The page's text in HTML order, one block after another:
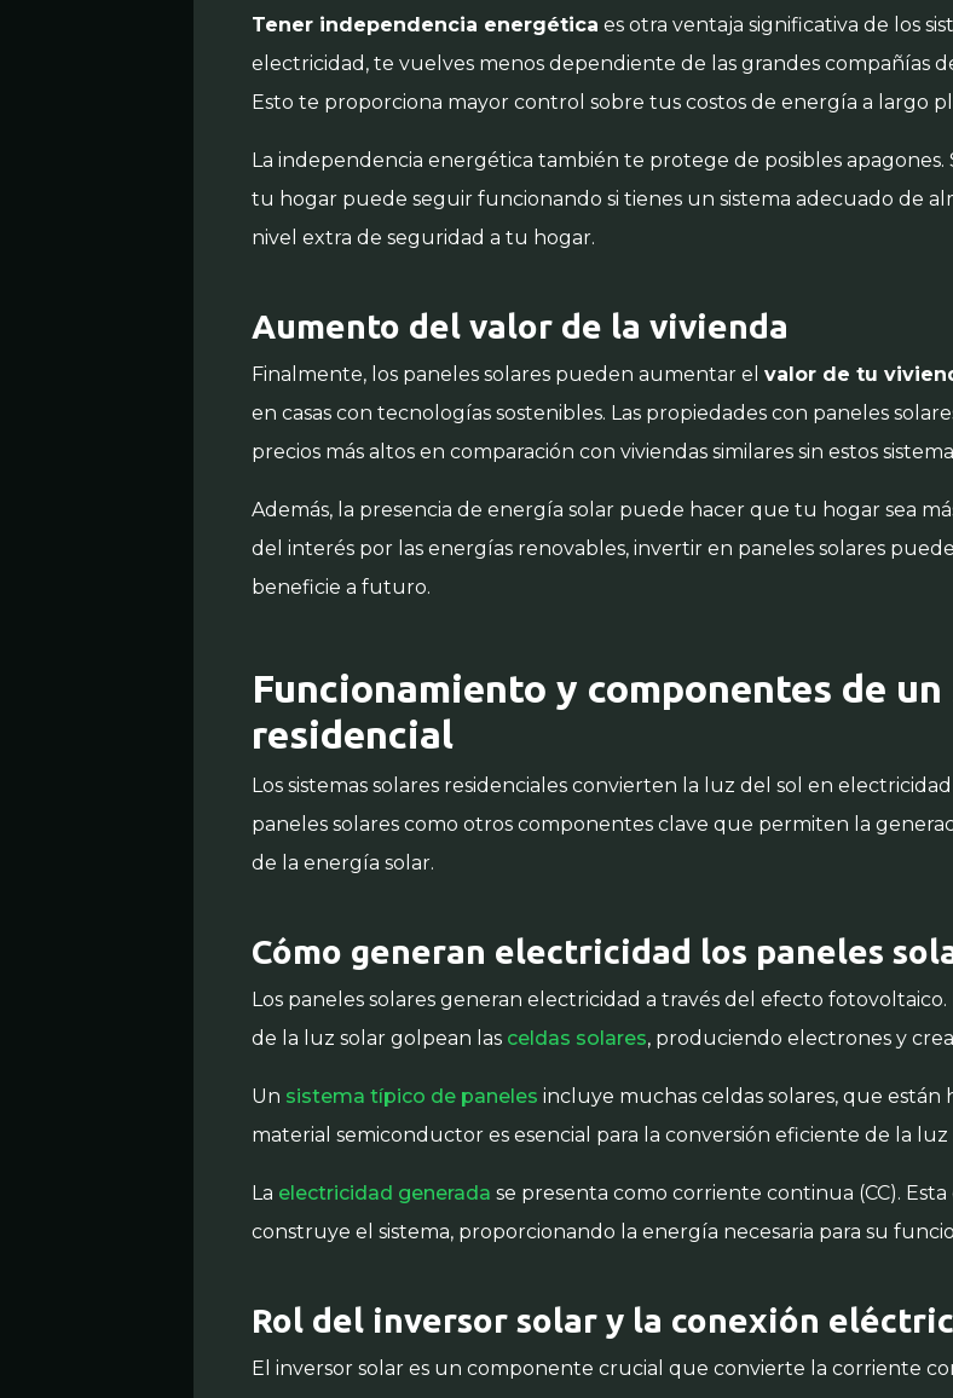
Tener independencia energética es otra ventaja significativa de los
electricidad, te vuelves menos dependiente de las grandes compañías
Esto te proporciona mayor control sobre tus costos de energía a largo
La independencia energética también te protege de posibles
tu hogar puede seguir funcionando si tienes un sistema adecuado de
nivel extra de seguridad a tu hogar.
Aumento del valor de la vivienda
Finalmente, los paneles solares pueden aumentar el valor de tu
en casas con tecnologías sostenibles. Las propiedades con paneles
precios más altos en comparación con viviendas similares sin estos
Además, la presencia de energía solar puede hacer que tu hogar sea
del interés por las energías renovables, invertir en paneles solares
beneficie a futuro.
Funcionamiento y componentes de
residencial
Los sistemas solares residenciales convierten la luz del sol en
paneles solares como otros componentes clave que permiten la
de la energía solar.
Cómo generan electricidad los paneles
Los paneles solares generan electricidad a través del efecto
de la luz solar golpean las celdas solares, produciendo electrones y
Un sistema típico de paneles incluye muchas celdas solares, que están
material semiconductor es esencial para la conversión eficiente de la
La electricidad generada se presenta como corriente continua (CC).
construye el sistema, proporcionando la energía necesaria para su
Rol del inversor solar y la conexión
El inversor solar es un componente crucial que convierte la corriente